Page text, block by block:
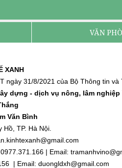
VĂN
XANH
ngày 31/8/2021 của Bộ Thông tin và
dựng - dịch vụ nông, lâm nghiệp
Văn Bình
TP. Hà Nội.
| Email:
| Email: duongldxh@gmail.com